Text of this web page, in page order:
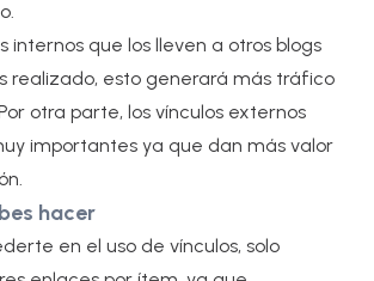
internos que los lleven a otros blogs
realizado, esto generará más tráfico
otra parte, los vínculos externos
importantes ya que dan más valor
hacer
en el uso de vínculos, solo